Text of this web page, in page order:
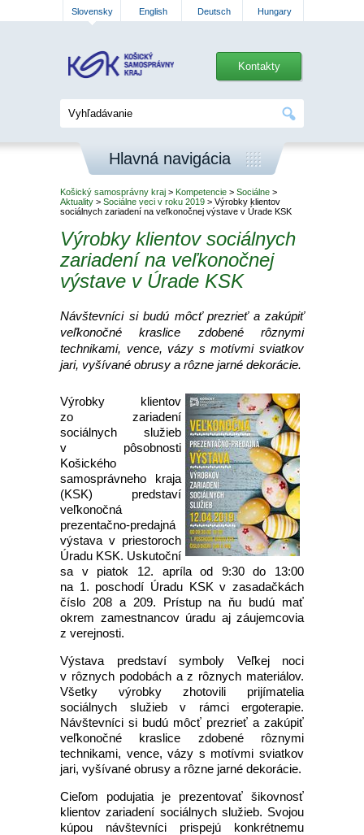
Slovensky English Deutsch Hungary
Kontakty
Hlavná navigácia
Košický samosprávny kraj > Kompetencie > Sociálne >
Aktuality > Sociálne veci v roku 2019 > Výrobky klientov
sociálnych zariadení na veľkonočnej výstave v Úrade KSK
Výrobky klientov sociálnych
zariadení na veľkonočnej
výstave v Úrade KSK
Návštevníci si budú môcť prezrieť a zakúpiť
veľkonočné kraslice zdobené rôznymi
technikami, vence, vázy s motívmi sviatkov
jari, vyšívané obrusy a rôzne jarné dekorácie.
Výrobky klientov
zo zariadení
sociálnych služieb
v pôsobnosti
Košického
samosprávneho kraja
(KSK) predstaví
veľkonočná
prezentačno-predajná
výstava v priestoroch
Úradu KSK. Uskutoční
sa v piatok 12. apríla od 9:30 do 13:00
na 1. poschodí Úradu KSK v zasadačkách
číslo 208 a 209. Prístup na ňu budú mať
okrem zamestnancov úradu aj záujemcovia
z verejnosti.
Výstava predstaví symboly Veľkej noci
v rôznych podobách a z rôznych materiálov.
Všetky výrobky zhotovili prijímatelia
sociálnych služieb v rámci ergoterapie.
Návštevníci si budú môcť prezrieť a zakúpiť
veľkonočné kraslice zdobené rôznymi
technikami, vence, vázy s motívmi sviatkov
jari, vyšívané obrusy a rôzne jarné dekorácie.
Cieľom podujatia je prezentovať šikovnosť
klientov zariadení sociálnych služieb. Svojou
kúpou návštevníci prispejú konkrétnemu